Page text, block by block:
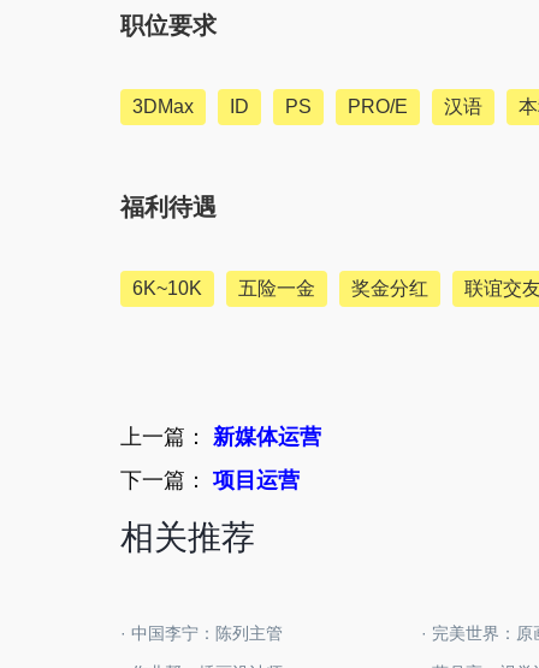
职位要求
3DMax ID PS PRO/E 汉语
福利待遇
6K~10K 五险一金 奖金分红 联谊交
上一篇： 新媒体运营
下一篇： 项目运营
相关推荐
· 中国李宁：陈列主管 · 完美世界：原